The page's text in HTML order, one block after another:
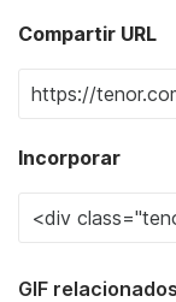
Compartir URL
Incorporar
GIF relacionados